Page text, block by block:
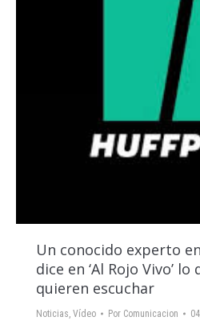
Un conocido experto
dice en ‘Al Rojo Vivo’
quieren escuchar
Noticias, Vídeo Por Comunicacion